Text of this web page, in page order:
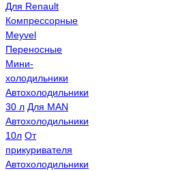
Для Renault
Компрессорные
Meyvel
Переносные
Мини-
холодильники
Автохолодильники
30 л Для MAN
Автохолодильники
10л От
прикуривателя
Автохолодильники